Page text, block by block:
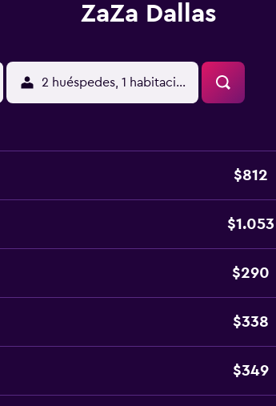
ZaZa Dallas
2 huéspedes, 1 habitación
$812
$1.053
$290
$338
$349